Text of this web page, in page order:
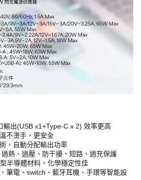
輸出(USB x1+Type-C x 2) 效率更高
不燙手，更安全
，自動分配輸出功率
過熱、過壓、防干擾、短路、過充保護
半導體材料，化學穩定性佳
筆電、switch、藍牙耳機、手環等智能設